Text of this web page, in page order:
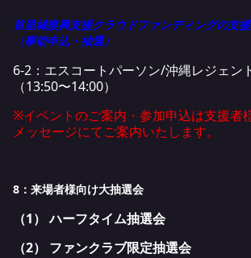
首里城復興支援クラウドファンディングの支
（事前申込・抽選）
6-2：エスコートパーソン/沖縄レジェン
（13:50〜14:00）
※イベントのご案内・参加申込は支援者
メッセージにてご案内いたします。
8：来場者様向け大抽選会
（1） ハーフタイム抽選会
（2） ファンクラブ限定抽選会